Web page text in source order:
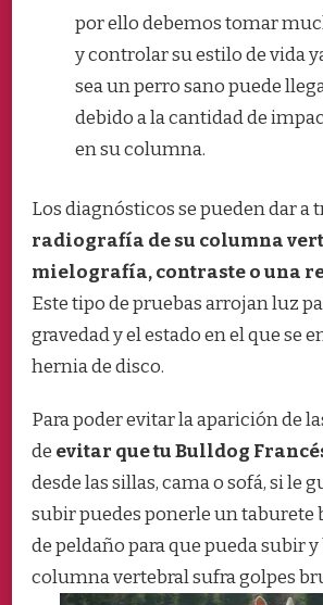
por ello debemos tomar
y controlar su estilo de vida
sea un perro sano puede
debido a la cantidad de
en su columna.
Los diagnósticos se pueden dar a
radiografía de su columna
mielografía, contraste o una
Este tipo de pruebas arrojan luz
gravedad y el estado en el que se
hernia de disco.
Para poder evitar la aparición de
de evitar que tu Bulldog
desde las sillas, cama o sofá, si le
subir puedes ponerle un taburete
de peldaño para que pueda subir
columna vertebral sufra golpes